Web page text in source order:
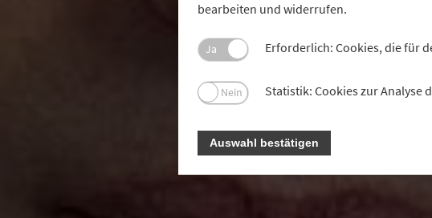
bearbeiten und widerrufen.
Ja Erforderlich: Cookies, die für
Nein Statistik: Cookies zur Analyse
Auswahl bestätigen